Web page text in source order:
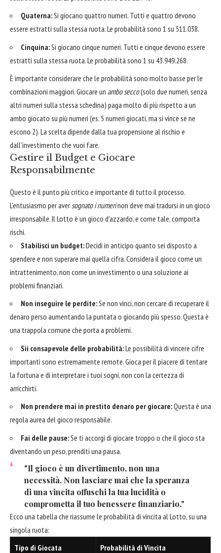
Quaterna:Si giocano quattro numeri. Tutti e quattro devono
essere estratti sulla stessa ruota. Le probabilità sono 1 su 511.038.
Cinquina:Si giocano cinque numeri. Tutti e cinque devono essere
estratti sulla stessa ruota. Le probabilità sono 1 su 43.949.268.
È importante considerare che le probabilità sono molto basse per le
combinazioni maggiori. Giocare un ambo secco(solo due numeri, senza
altri numeri sulla stessa schedina) paga molto di più rispetto a un
ambo giocato su più numeri (es. 5 numeri giocati, ma si vince se ne
escono 2). La scelta dipende dalla tua propensione al rischio e
dall'investimento che vuoi fare.
Gestire il Budget e Giocare
Responsabilmente
Questo è il punto più critico e importante di tutto il processo.
L'entusiasmo per aversognato i numerinon deve mai tradursi in un gioco
irresponsabile. Il Lotto è un gioco d'azzardo, e come tale, comporta
rischi.
Stabilisci un budget:Decidi in anticipo quanto sei disposto a
spendere e non superare mai quella cifra. Considera il gioco come un
intrattenimento, non come un investimento o una soluzione ai
problemi finanziari.
Non inseguire le perdite:Se non vinci, non cercare di recuperare il
denaro perso aumentando la puntata o giocando più spesso. Questa è
una trappola comune che porta a problemi.
Sii consapevole delle probabilità:Le possibilità di vincere cifre
importanti sono estremamente remote. Gioca per il piacere di tentare
la fortuna e di interpretare i tuoi sogni, non con la certezza di
arricchirti.
Non prendere mai in prestito denaro per giocare:Questa è una
regola aurea del gioco responsabile.
Fai delle pause:Se ti accorgi di giocare troppo o che il gioco sta
diventando un peso, prenditi una pausa.
"Il gioco è un divertimento, non una
necessità. Non lasciare mai che la speranza
di una vincita offuschi la tua lucidità o
comprometta il tuo benessere finanziario."
Ecco una tabella che riassume le probabilità di vincita al Lotto, su una
singola ruota:
Tipo di Giocata
Probabilità di Vincita